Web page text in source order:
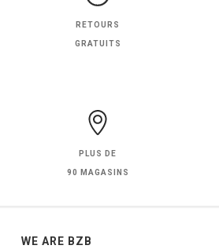
RETOURS
GRATUITS
PLUS DE
90 MAGASINS
WE ARE BZB